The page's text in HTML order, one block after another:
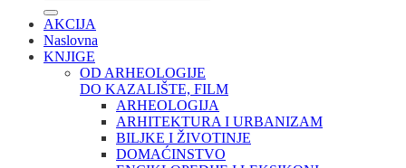
AKCIJA
Naslovna
KNJIGE
OD ARHEOLOGIJE
DO KAZALIŠTE, FILM
ARHEOLOGIJA
ARHITEKTURA I URBANIZAM
BILJKE I ŽIVOTINJE
DOMAĆINSTVO